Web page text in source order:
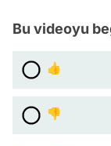
Bu videoyu
👍
👎